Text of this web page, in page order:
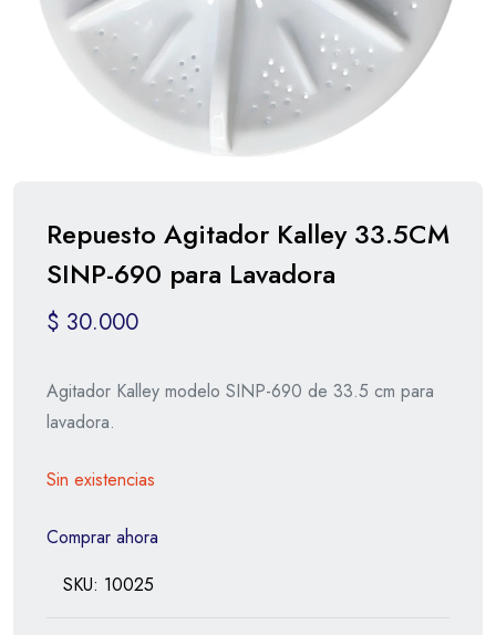
Repuesto Agitador Kalley 33.5CM
SINP-690 para Lavadora
$ 30.000
Agitador Kalley modelo SINP-690 de 33.5 cm para
lavadora.
Sin existencias
Comprar ahora
SKU: 10025